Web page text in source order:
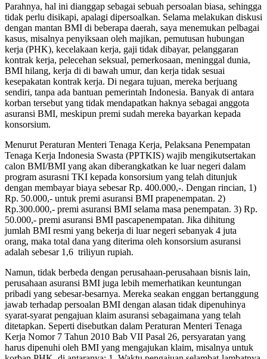
Parahnya, hal ini dianggap sebagai sebuah persoalan biasa, sehingga
tidak perlu disikapi, apalagi dipersoalkan. Selama melakukan diskusi
dengan mantan BMI di beberapa daerah, saya menemukan pelbagai
kasus, misalnya penyiksaan oleh majikan, pemutusan hubungan
kerja (PHK), kecelakaan kerja, gaji tidak dibayar, pelanggaran
kontrak kerja, pelecehan seksual, pemerkosaan, meninggal dunia,
BMI hilang, kerja di di bawah umur, dan kerja tidak sesuai
kesepakatan kontrak kerja. Di negara tujuan, mereka berjuang
sendiri, tanpa ada bantuan pemerintah Indonesia. Banyak di antara
korban tersebut yang tidak mendapatkan haknya sebagai anggota
asuransi BMI, meskipun premi sudah mereka bayarkan kepada
konsorsium.
Menurut Peraturan Menteri Tenaga Kerja, Pelaksana Penempatan
Tenaga Kerja Indonesia Swasta (PPTKIS) wajib mengikutsertakan
calon BMI/BMI yang akan diberangkatkan ke luar negeri dalam
program asurasni TKI kepada konsorsium yang telah ditunjuk
dengan membayar biaya sebesar Rp. 400.000,-. Dengan rincian, 1)
Rp. 50.000,- untuk premi asuransi BMI prapenempatan. 2)
Rp.300.000,- premi asuransi BMI selama masa penempatan. 3) Rp.
50.000,- premi asuransi BMI pascapenempatan. Jika dihitung
jumlah BMI resmi yang bekerja di luar negeri sebanyak 4 juta
orang, maka total dana yang diterima oleh konsorsium asuransi
adalah sebesar 1,6 triliyun rupiah.
Namun, tidak berbeda dengan perusahaan-perusahaan bisnis lain,
perusahaan asuransi BMI juga lebih memerhatikan keuntungan
pribadi yang sebesar-besarnya. Mereka seakan enggan bertanggung
jawab terhadap persoalan BMI dengan alasan tidak dipenuhinya
syarat-syarat pengajuan klaim asuransi sebagaimana yang telah
ditetapkan. Seperti disebutkan dalam Peraturan Menteri Tenaga
Kerja Nomor 7 Tahun 2010 Bab VII Pasal 26, persyaratan yang
harus dipenuhi oleh BMI yang mengajukan klaim, misalnya untuk